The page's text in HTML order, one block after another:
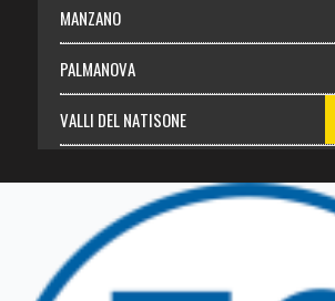
MANZANO
PALMANOVA
VALLI DEL NATISONE
TRICESIMO
TARCENTO